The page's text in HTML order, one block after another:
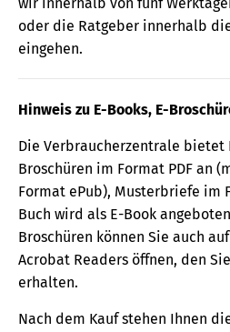
oder die Ratgeber innerhalb
eingehen.
Hinweis zu E-Books, E-
Die Verbraucherzentrale bietet
Broschüren im Format PDF an
Format ePub), Musterbriefe im
Buch wird als E-Book
Broschüren können Sie auch
Acrobat Readers öffnen, den
erhalten.
Nach dem Kauf stehen Ihnen